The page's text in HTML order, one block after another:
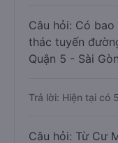
Câu hỏi: Có
thác tuyến
Quận 5 - Sài
Trả lời: Hiện tại có
Câu hỏi: Từ Cư